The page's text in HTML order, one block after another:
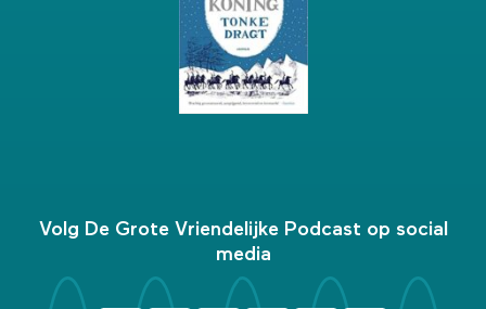
Volg De Grote Vriendelijke Podcast op social
media